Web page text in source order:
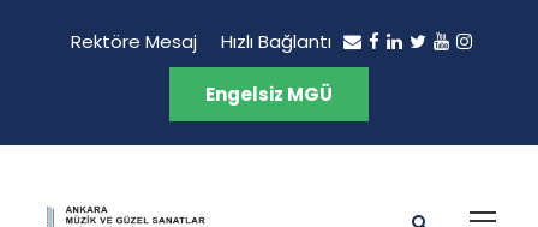
Rektöre Mesaj Hızlı Bağlantı
Engelsiz MGÜ